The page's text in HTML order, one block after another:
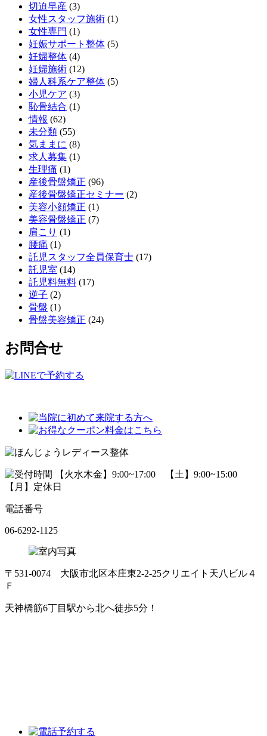
切迫早産 (3)
女性スタッフ施術 (1)
女性専門 (1)
妊娠サポート整体 (5)
妊婦整体 (4)
妊婦施術 (12)
婦人科系ケア整体 (5)
小児ケア (3)
恥骨結合 (1)
情報 (62)
未分類 (55)
気ままに (8)
求人募集 (1)
生理痛 (1)
産後骨盤矯正 (96)
産後骨盤矯正セミナー (2)
美容小顔矯正 (1)
美容骨盤矯正 (7)
肩こり (1)
腰痛 (1)
託児スタッフ全員保育士 (17)
託児室 (14)
託児料無料 (17)
逆子 (2)
骨盤 (1)
骨盤美容矯正 (24)
お問合せ
電話番号
06-6292-1125
〒531-0074 大阪市北区本庄東2-2-25クリエイト天八ビル４
Ｆ
天神橋筋6丁目駅から北へ徒歩5分！